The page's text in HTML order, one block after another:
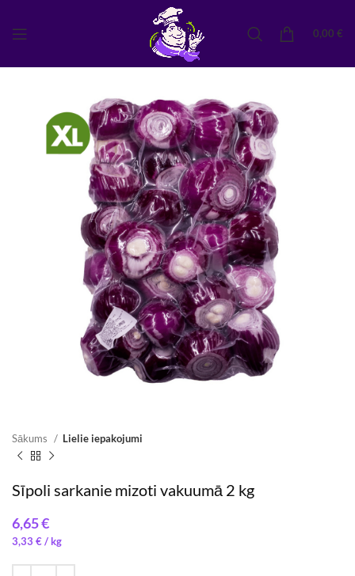
0,00 €
Sākums Lielie iepakojumi
Sīpoli sarkanie mizoti vakuumā 2 kg
€
3,33 €/